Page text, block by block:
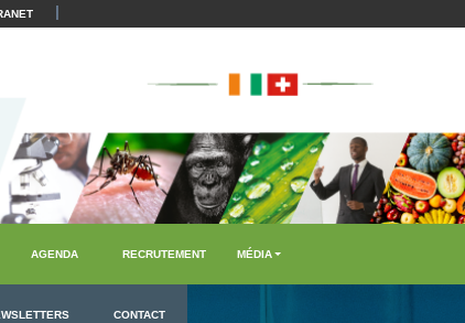
|
AGENDA RECRUTEMENT MÉDIA
CONTACT